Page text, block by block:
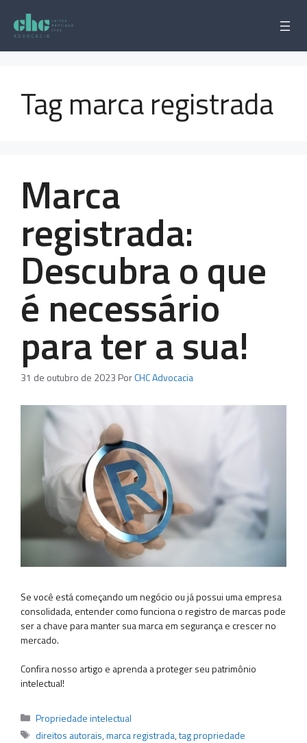
para
conteúdo
Tag marca registrada
Marca
registrada:
Descubra o que
é necessário
para ter a sua!
31 de outubro de 2023 PorCHC Advocacia
Se você está começando um negócio ou já possui uma empresa
consolidada, entender como funciona o registro de marcas pode
ser a chave para manter sua marca em segurança e crescer no
mercado.
Confira nosso artigo e aprenda a proteger seu patrimônio
intelectual!
Categorias
Propriedade intelectual
Tags
direitos autorais,marca registrada,tag propriedade